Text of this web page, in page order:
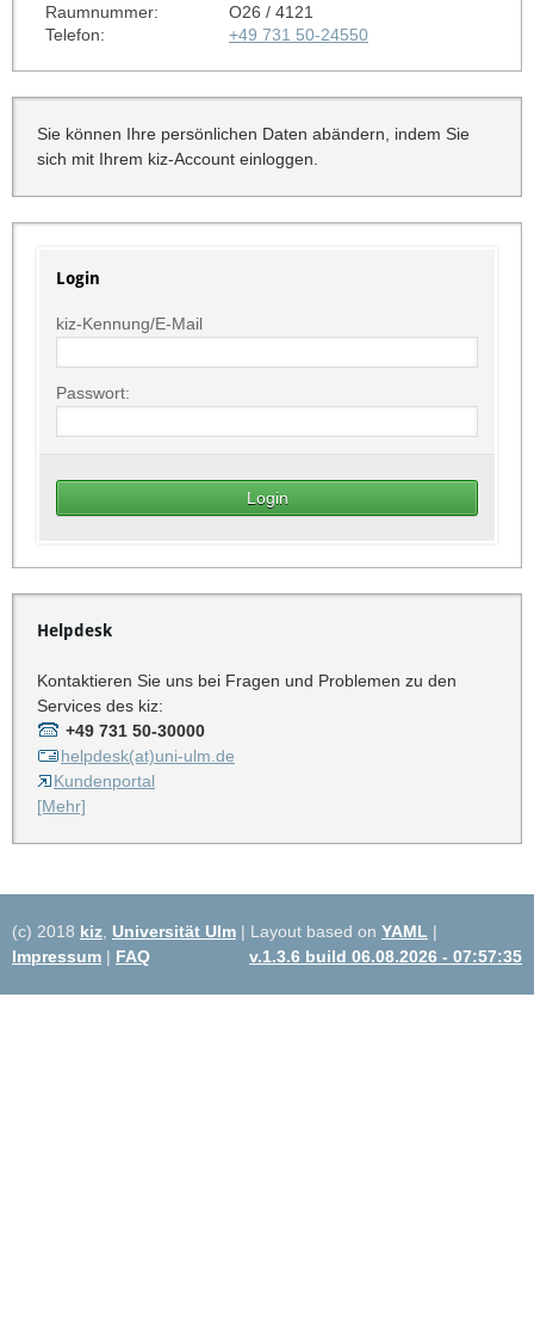
Raumnummer:
O26 / 4121
Telefon:
+49 731 50-24550
Sie können Ihre persönlichen Daten abändern, indem Sie
sich mit Ihrem kiz-Account einloggen.
Login
kiz-Kennung/E-Mail
Passwort:
Helpdesk
Kontaktieren Sie uns bei Fragen und Problemen zu den
Services des kiz:
+49 731 50-30000
helpdesk(at)uni-ulm.de
Kundenportal
[Mehr]
(c) 2018 kiz Universität Ulm | Layout based on YAML |
Impressum | FAQ v.1.3.6 build 06.08.2026 - 07:57:35